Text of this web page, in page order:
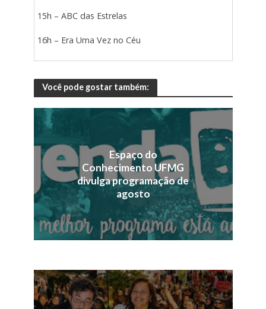
15h – ABC das Estrelas
16h – Era Uma Vez no Céu
Você pode gostar também:
Espaço do
Conhecimento UFMG
divulga programação de
agosto